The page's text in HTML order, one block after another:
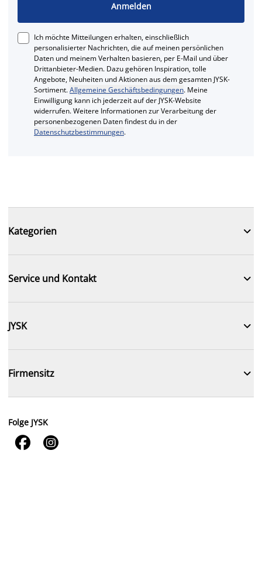
Anmelden
Ich möchte Mitteilungen erhalten, einschließlich
personalisierter Nachrichten, die auf meinen persönlichen
Daten und meinem Verhalten basieren, per E-Mail und über
Drittanbieter-Medien. Dazu gehören Inspiration, tolle
Angebote, Neuheiten und Aktionen aus dem gesamten JYSK-
Sortiment.Allgemeine Geschäftsbedingungen. Meine
Einwilligung kann ich jederzeit auf der JYSK-Website
widerrufen. Weitere Informationen zur Verarbeitung der
personenbezogenen Daten findest du in der
Datenschutzbestimmungen.
Kategorien 
Service und Kontakt 
JYSK 
Firmensitz 
Folge JYSK
 